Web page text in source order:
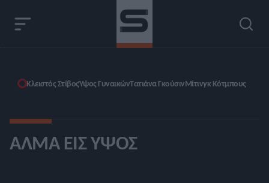
Κλειστός ΣτίβοςΎψος ΓυναικώνΤατιάνα ΓκούσινΜίτινγκ Κότμπους
ΆΛΜΑ ΕΙΣ ΎΨΟΣ